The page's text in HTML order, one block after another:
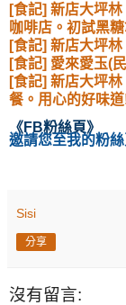
[食記] 新店大坪
咖啡店。初試黑
[食記] 新店大坪
[食記] 愛來愛玉(
[食記] 新店大坪
餐。用心的好味
《FB粉絲頁》
邀請您至我的粉絲
Sisi
分享
沒有留言: